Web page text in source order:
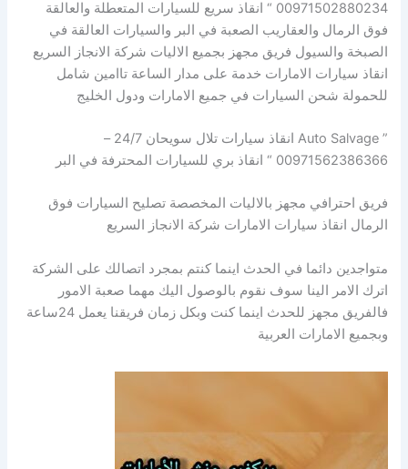
00971502880234 “ انقاذ سريع للسيارات المتعطلة والعالقة
فوق الرمال والعقاريب الصعبة في البر والسيارات العالقة في
الصبخة والسيول فريق مجهز بجميع الاليات شركة الانجاز السريع
انقاذ سيارات الامارات خدمة على مدار الساعة تاامين شامل
للحمولة شحن السيارات في جميع الامارات ودول الخليج
” Auto Salvage انقاذ سيارات تلال سويحان 24/7 –
00971562386366 “ انقاذ بري للسيارات المحترفة في البر
فريق احترافي مجهز بالاليات المخصصة تصليح السيارات فوق
الرمال انقاذ سيارات الامارات شركة الانجاز السريع
متواجدين دائما في الحدث اينما كنتم بمجرد اتصالك على الشركة
اترك الامر الينا سوف نقوم بالوصول اليك مهما صعبة الامور
فالفريق مجهز للحدث اينما كنت وبكل زمان فريقنا يعمل 24ساعة
وبجميع الامارات العربية